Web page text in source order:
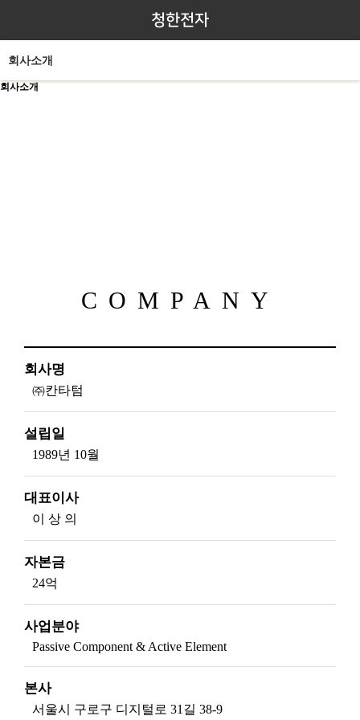
청한전자
회사소개
회사소개
COMPANY
회사명
㈜칸타텀
설립일
1989년 10월
대표이사
이 상 의
자본금
24억
사업분야
Passive Component & Active Element
본사
서울시 구로구 디지털로 31길 38-9